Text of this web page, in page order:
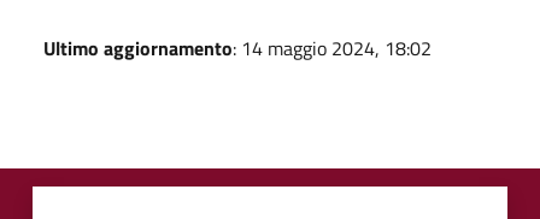
Ultimo aggiornamento: 14 maggio 2024, 18:02